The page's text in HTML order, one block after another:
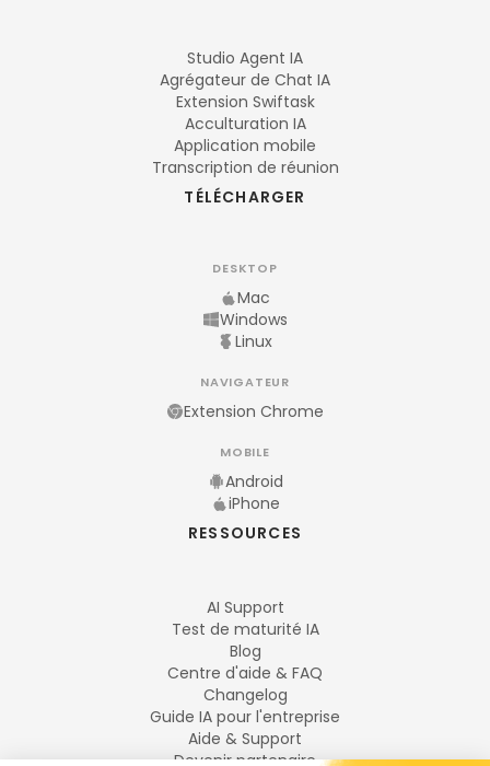
Studio Agent IA
Agrégateur de Chat IA
Extension Swiftask
Acculturation IA
Application mobile
Transcription de réunion
TÉLÉCHARGER
DESKTOP
Mac
Windows
Linux
NAVIGATEUR
Extension Chrome
MOBILE
Android
iPhone
RESSOURCES
AI Support
Test de maturité IA
Blog
Centre d'aide & FAQ
Changelog
Guide IA pour l'entreprise
Aide & Support
Devenir partenaire